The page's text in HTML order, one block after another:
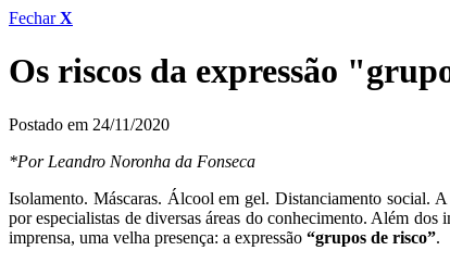
FecharX
Os riscos da expressão
Postado em 24/11/2020
*Por Leandro Noronha da Fonseca
Isolamento. Máscaras. Álcool em gel. Distanciamento social.
por especialistas de diversas áreas do conhecimento. Além
imprensa, uma velha presença: a expressão “grupos de risco”.